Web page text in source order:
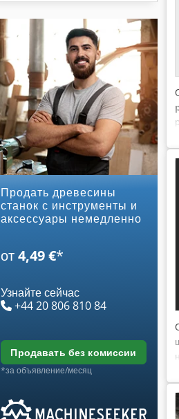
Продать древесины
станок с инструменты и
аксессуары немедленно
от4,49 €*
Узнайте сейчас
+44 20 806 810 84
продавать без комиссии
*за объявление/месяц